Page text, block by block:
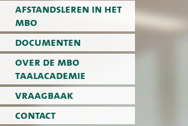
afstandsleren in het
mbo
documenten
over de mbo
taalacademie
vraagbaak
contact